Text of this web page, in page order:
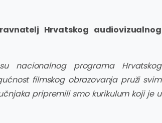
Hrvatskog audiovizualnog
nacionalnog programa Hrvatskog
filmskog obrazovanja pruži svim
pripremili smo kurikulum koji je u